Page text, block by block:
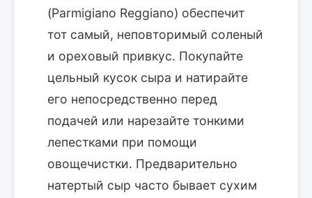
(Parmigiano Reggiano) обеспечит
тот самый, неповторимый соленый
и ореховый привкус. Покупайте
цельный кусок сыра и натирайте
его непосредственно перед
подачей или нарезайте тонкими
лепестками при помощи
овощечистки. Предварительно
натертый сыр часто бывает сухим